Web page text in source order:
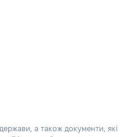
а також документи, які